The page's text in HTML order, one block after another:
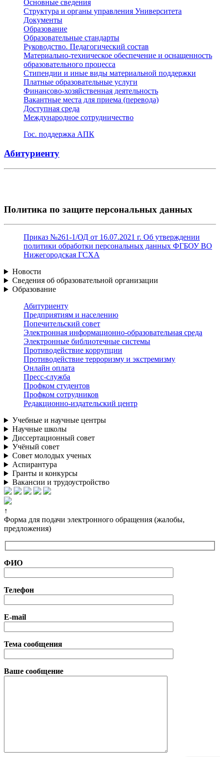
Основные сведения
Структура и органы управления Университета
Документы
Образование
Образовательные стандарты
Руководство. Педагогический состав
Материально-техническое обеспечение и оснащенность
образовательного процесса
Стипендии и иные виды материальной поддержки
Платные образовательные услуги
Финансово-хозяйственная деятельность
Вакантные места для приема (перевода)
Доступная среда
Международное сотрудничество
Гос. поддержка АПК
Абитуриенту
Политика по защите персональных данных
Приказ №261-1/ОД от 16.07.2021 г. Об утверждении
политики обработки персональных данных ФГБОУ ВО
Нижегородская ГСХА
Новости
Сведения об образовательной организации
Образование
Абитуриенту
Предприятиям и населению
Попечительский совет
Электронная информационно-образовательная среда
Электронные библиотечные системы
Противодействие коррупции
Противодействие терроризму и экстремизму
Онлайн оплата
Пресс-служба
Профком студентов
Профком сотрудников
Редакционно-издательский центр
Учебные и научные центры
Научные школы
Диссертационный совет
Учёный совет
Совет молодых ученых
Аспирантура
Гранты и конкурсы
Вакансии и трудоустройство
↑
Форма для подачи электронного обращения (жалобы,
предложения)
ФИО
Телефон
E-mail
Тема сообщения
Ваше сообщение